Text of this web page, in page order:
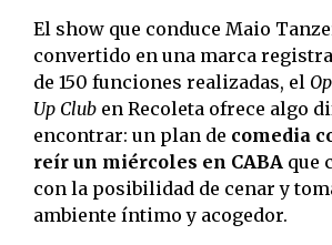
El show que conduce Maio
convertido en una marca
de 150 funciones realizadas, el
Up Club en Recoleta ofrece algo
encontrar: un plan de comedia
reír un miércoles en CABA que
con la posibilidad de cenar y
ambiente íntimo y acogedor.